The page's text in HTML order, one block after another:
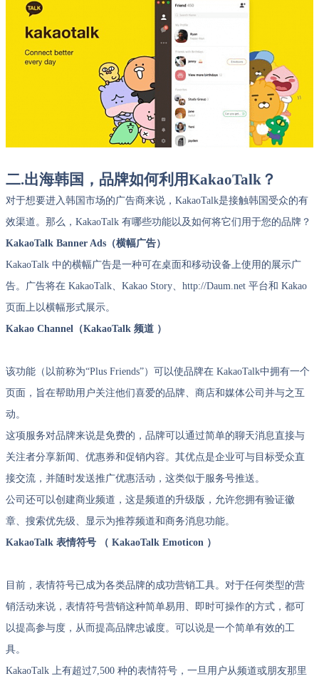
二.出海韩国，品牌如何利用KakaoTalk？
对于想要进入韩国市场的广告商来说，KakaoTalk是接触韩国受众的有
效渠道。那么，KakaoTalk 有哪些功能以及如何将它们用于您的品牌？
KakaoTalk Banner Ads（横幅广告）
KakaoTalk 中的横幅广告是一种可在桌面和移动设备上使用的展示广
告。广告将在 KakaoTalk、Kakao Story、http://Daum.net 平台和 Kakao
页面上以横幅形式展示。
Kakao Channel（KakaoTalk 频道 ）
该功能（以前称为“Plus Friends”）可以使品牌在 KakaoTalk中拥有一个
页面，旨在帮助用户关注他们喜爱的品牌、商店和媒体公司并与之互
动。
这项服务对品牌来说是免费的，品牌可以通过简单的聊天消息直接与
关注者分享新闻、优惠券和促销内容。其优点是企业可与目标受众直
接交流，并随时发送推广优惠活动，这类似于服务号推送。
公司还可以创建商业频道，这是频道的升级版，允许您拥有验证徽
章、搜索优先级、显示为推荐频道和商务消息功能。
KakaoTalk 表情符号 （ KakaoTalk Emoticon ）
目前，表情符号已成为各类品牌的成功营销工具。对于任何类型的营
销活动来说，表情符号营销这种简单易用、即时可操作的方式，都可
以提高参与度，从而提高品牌忠诚度。可以说是一个简单有效的工
具。
KakaoTalk 上有超过7,500 种的表情符号，一旦用户从频道或朋友那里